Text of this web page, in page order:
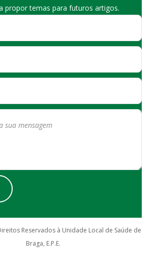
propor temas para futuros artigos.
Reservados à Unidade Local de Saúde de
Braga, E.P.E.